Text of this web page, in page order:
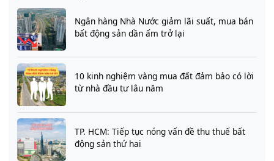
Ngân hàng Nhà Nước giảm lãi suất, mua bán
bất động sản dần ấm trở lại
10 kinh nghiệm vàng mua đất đảm bảo có lời
từ nhà đầu tư lâu năm
TP. HCM: Tiếp tục nóng vấn đề thu thuế bất
động sản thứ hai